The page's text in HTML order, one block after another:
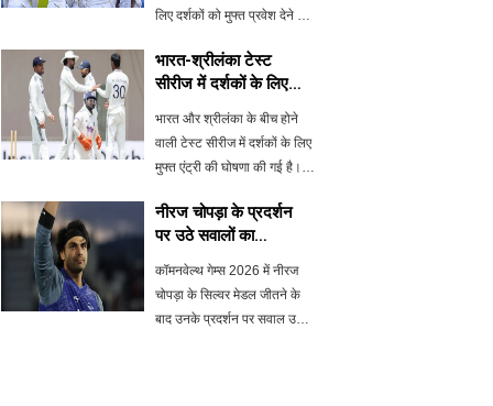
लिए दर्शकों को मुफ्त प्रवेश देने का
होने वाले मैचों में चयनित गेट्स से
दर्शक बिना टिकट के प्रवेश कर
भारत-श्रीलंका टेस्ट
सीरीज में दर्शकों के लिए
मुफ्त एंट्री का ऐलान
भारत और श्रीलंका के बीच होने
वाली टेस्ट सीरीज में दर्शकों के लिए
मुफ्त एंट्री की घोषणा की गई है।
तहत गॉल और कोलंबो में होने वाले
मैचों के लिए दर्शकों से कोई टिकट
शुल्क न
नीरज चोपड़ा के प्रदर्शन
पर उठे सवालों का
एथलेटिक्स फेडरेशन ने
किया समर्थन
कॉमनवेल्थ गेम्स 2026 में नीरज
चोपड़ा के सिल्वर मेडल जीतने के
बाद उनके प्रदर्शन पर सवाल उठाए